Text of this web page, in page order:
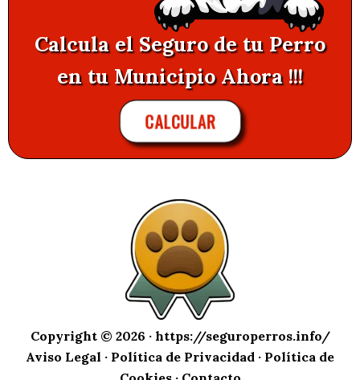
Calcula el Seguro de tu Perro
en tu Municipio Ahora !!!
CALCULAR
Copyright © 2026 · https://seguroperros.info/
Aviso Legal · Política de Privacidad · Política de